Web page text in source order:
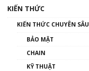
KIẾN THỨC
KIẾN THỨC CHUYÊN SÂU
BẢO MẬT
CHAIN
KỸ THUẬT